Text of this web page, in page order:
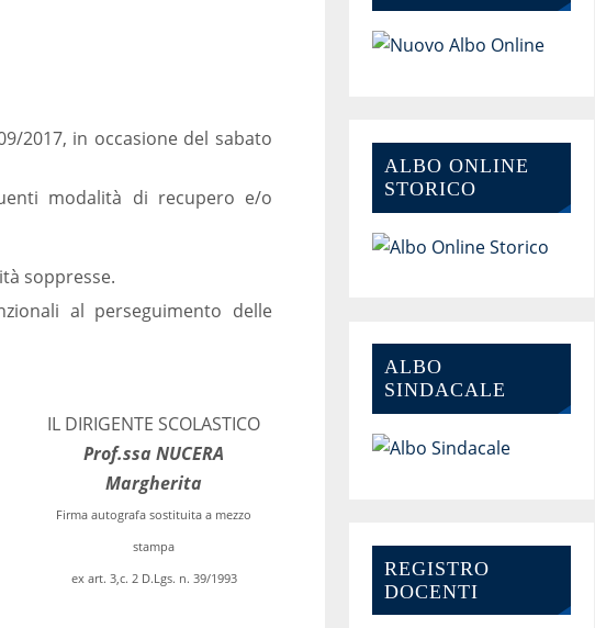
2017, in occasione del sabato
modalità di recupero e/o
soppresse.
al perseguimento delle
IL DIRIGENTE SCOLASTICO
Prof.ssa NUCERA
Margherita
Firma autografa sostituita a mezzo
stampa
ex art. 3,c. 2 D.Lgs. n. 39/1993
ALBO ONLINE
STORICO
ALBO
SINDACALE
REGISTRO
DOCENTI